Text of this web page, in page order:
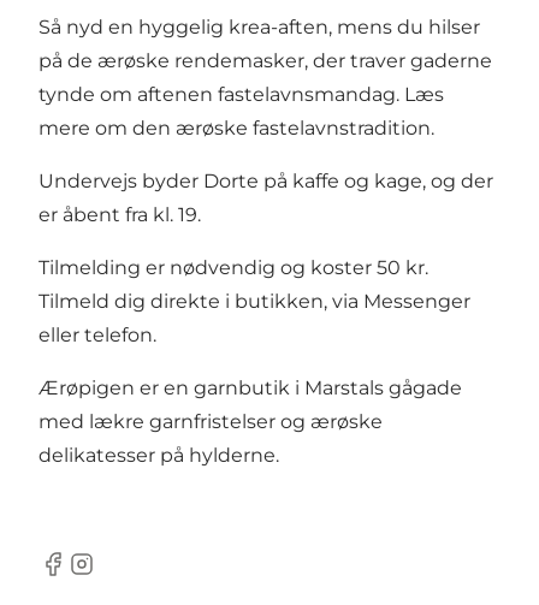
Så nyd en hyggelig krea-aften, mens du hilser
på de ærøske rendemasker, der traver gaderne
tynde om aftenen fastelavnsmandag. Læs
mere om den ærøske fastelavnstradition.
Undervejs byder Dorte på kaffe og kage, og der
er åbent fra kl. 19.
Tilmelding er nødvendig og koster 50 kr.
Tilmeld dig direkte i butikken, via Messenger
eller telefon.
Ærøpigen er en garnbutik i Marstals gågade
med lækre garnfristelser og ærøske
delikatesser på hylderne.
Facebook
Instagram